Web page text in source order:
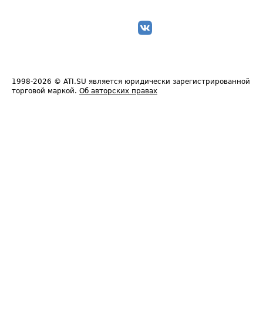
1998-2026 © ATI.SU является юридически зарегистрированной
торговой маркой. Об авторских правах